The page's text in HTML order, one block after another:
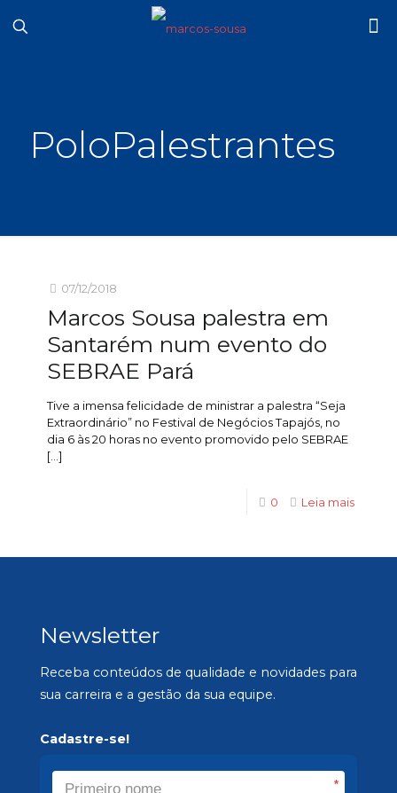
PoloPalestrantes
07/12/2018
Marcos Sousa palestra em
Santarém num evento do
SEBRAE Pará
Tive a imensa felicidade de ministrar a palestra “Seja
Extraordinário” no Festival de Negócios Tapajós, no
dia 6 às 20 horas no evento promovido pelo SEBRAE
[…]
0 Leia mais
Newsletter
Receba conteúdos de qualidade e novidades para
sua carreira e a gestão da sua equipe.
Cadastre-se!
*